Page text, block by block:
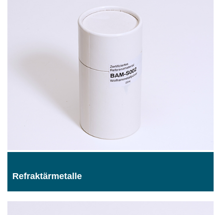
Refraktärmetalle